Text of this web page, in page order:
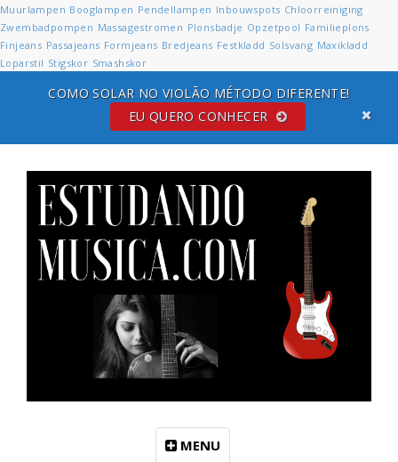
Muurlampen Booglampen Pendellampen Inbouwspots Chloorreiniging
Zwembadpompen Massagestromen Plonsbadje Opzetpool Familieplons
Finjeans Passajeans Formjeans Bredjeans Festkladd Solsvang Maxikladd
Loparstil Stigskor Smashskor
EU QUERO CONHECER
MENU